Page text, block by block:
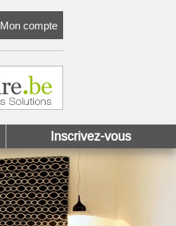
Mon compte
Inscrivez-vous